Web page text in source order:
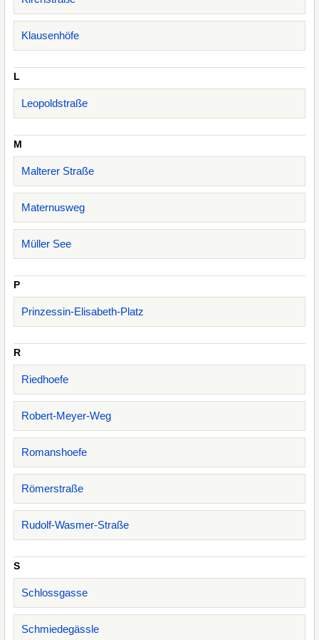
Klausenhöfe
L
Leopoldstraße
M
Malterer Straße
Maternusweg
Müller See
P
Prinzessin-Elisabeth-Platz
R
Riedhoefe
Robert-Meyer-Weg
Romanshoefe
Römerstraße
Rudolf-Wasmer-Straße
S
Schlossgasse
Schmiedegässle